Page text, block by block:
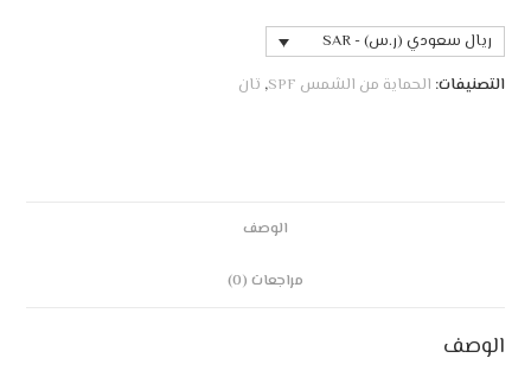
ريال سعودي (ر.س) - SAR
التصنيفات: الحماية من الشمس SPF , تان
الوصف
مراجعات (0)
الوصف